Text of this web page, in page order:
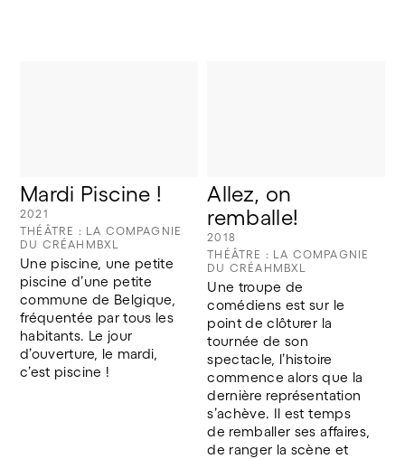
Mardi Piscine !
2021
THÉÂTRE : LA COMPAGNIE
DU CRÉAHMBXL
Une piscine, une petite
piscine d’une petite
commune de Belgique,
fréquentée par tous les
habitants. Le jour
d’ouverture, le mardi,
c’est piscine !
Allez, on
remballe!
2018
THÉÂTRE : LA COMPAGNIE
DU CRÉAHMBXL
Une troupe de
comédiens est sur le
point de clôturer la
tournée de son
spectacle, l’histoire
commence alors que la
dernière représentation
s’achève. Il est temps
de remballer ses affaires,
de ranger la scène et